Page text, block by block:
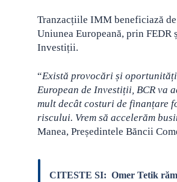
Tranzacțiile IMM beneficiază
Uniunea Europeană, prin
Investiții.
“Există provocări și
European de Investiții, BCR va
mult decât costuri de finanțare
riscului. Vrem să accelerăm
Manea, Președintele Băncii
CITESTE SI: Omer Tetik